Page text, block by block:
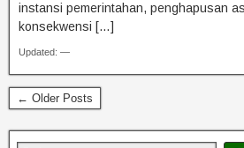
instansi pemerintahan, penghapusan
konsekwensi […]
Updated: —
← Older Posts